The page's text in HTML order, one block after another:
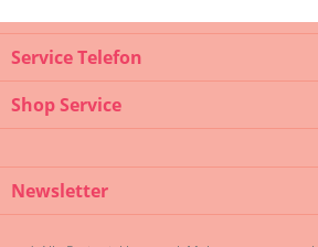
Service Telefon
Shop Service
Newsletter